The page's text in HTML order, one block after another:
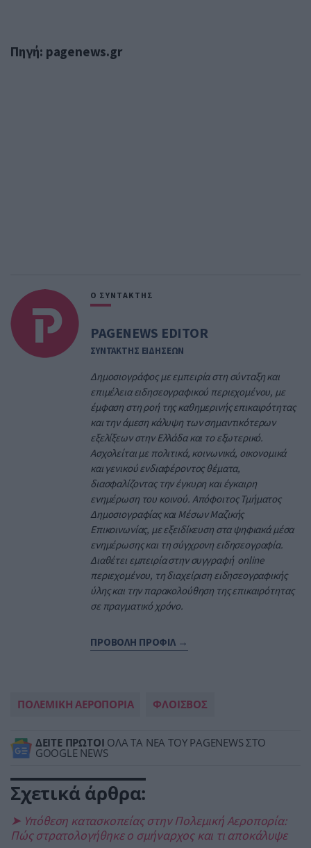
Πηγή: pagenews.gr
Ο ΣΥΝΤΑΚΤΗΣ
PAGENEWS EDITOR
ΣΥΝΤΑΚΤΗΣ ΕΙΔΗΣΕΩΝ
Δημοσιογράφος με εμπειρία στη σύνταξη και
επιμέλεια ειδησεογραφικού περιεχομένου, με
έμφαση στη ροή της καθημερινής επικαιρότητας
και την άμεση κάλυψη των σημαντικότερων
εξελίξεων στην Ελλάδα και το εξωτερικό.
Ασχολείται με πολιτικά, κοινωνικά, οικονομικά
και γενικού ενδιαφέροντος θέματα,
διασφαλίζοντας την έγκυρη και έγκαιρη
ενημέρωση του κοινού. Απόφοιτος Τμήματος
Δημοσιογραφίας και Μέσων Μαζικής
Επικοινωνίας, με εξειδίκευση στα ψηφιακά μέσα
ενημέρωσης και τη σύγχρονη ειδησεογραφία.
Διαθέτει εμπειρία στην συγγραφή online
περιεχομένου, τη διαχείριση ειδησεογραφικής
ύλης και την παρακολούθηση της επικαιρότητας
σε πραγματικό χρόνο.
ΠΡΟΒΟΛΗ ΠΡΟΦΙΛ →
ΠΟΛΕΜΙΚΗ ΑΕΡΟΠΟΡΙΑ ΦΛΟΙΣΒΟΣ
ΔΕΙΤΕ ΠΡΩΤΟΙ ΟΛΑ ΤΑ ΝΕΑ ΤΟΥ PAGENEWS ΣΤΟ
GOOGLE NEWS
Σχετικά άρθρα:
➤ Υπόθεση κατασκοπείας στην Πολεμική Αεροπορία:
Πώς στρατολογήθηκε ο σμήναρχος και τι αποκάλυψε